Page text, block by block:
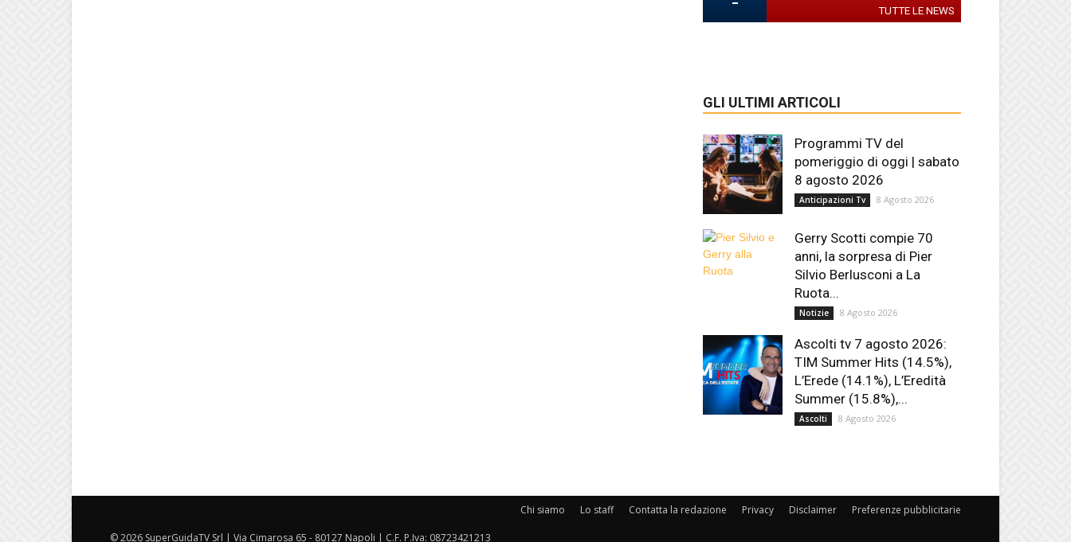
TUTTE LE NEWS
GLI ULTIMI ARTICOLI
Programmi TV del
pomeriggio di oggi | sabato
8 agosto 2026
Anticipazioni Tv 8 Agosto 2026
Gerry Scotti compie 70
anni, la sorpresa di Pier
Silvio Berlusconi a La
Ruota...
Notizie 8 Agosto 2026
Ascolti tv 7 agosto 2026:
TIM Summer Hits (14.5%),
L’Erede (14.1%), L’Eredità
Summer (15.8%),...
Ascolti 8 Agosto 2026
Chi siamo Lo staff Contatta la redazione Privacy Disclaimer Preferenze pubblicitarie
© 2026 SuperGuidaTV Srl | Via Cimarosa 65 - 80127 Napoli | C.F. P.Iva: 08723421213